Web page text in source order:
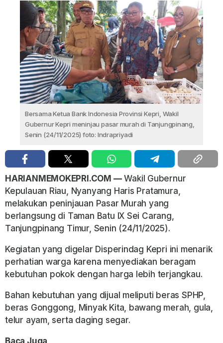
Bersama Ketua Bank Indonesia Provinsi Kepri, Wakil
Gubernur Kepri meninjau pasar murah di Tanjungpinang,
Senin (24/11/2025) foto: Indrapriyadi
HARIANMEMOKEPRI.COM —Wakil Gubernur
Kepulauan Riau, Nyanyang Haris Pratamura,
melakukan peninjauan Pasar Murah yang
berlangsung di Taman Batu IX Sei Carang,
Tanjungpinang Timur, Senin (24/11/2025).
Kegiatan yang digelar Disperindag Kepri ini menarik
perhatian warga karena menyediakan beragam
kebutuhan pokok dengan harga lebih terjangkau.
Bahan kebutuhan yang dijual meliputi beras SPHP,
beras Gonggong, Minyak Kita, bawang merah, gula,
telur ayam, serta daging segar.